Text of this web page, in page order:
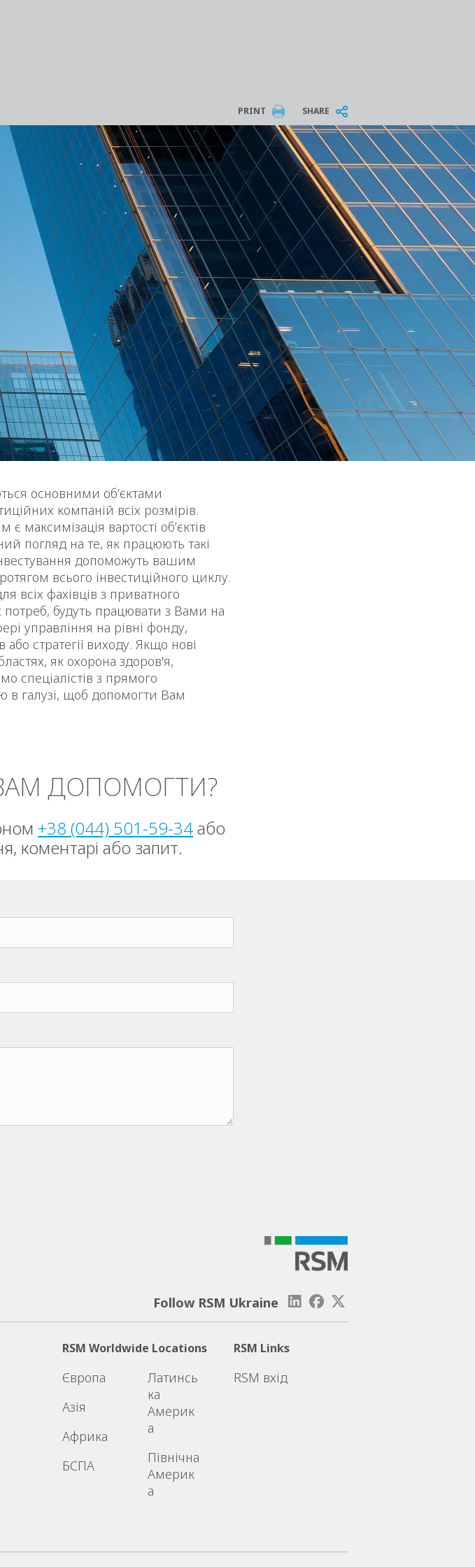
PRINT SHARE
основними об’єктами
компаній всіх розмірів.
максимізація вартості об’єктів
погляд на те, як працюють такі
допоможуть вашим
всього інвестиційного циклу.
всіх фахівців з приватного
потреб, будуть працювати з Вами на
управління на рівні фонду,
стратегії виходу. Якщо нові
як охорона здоров'я,
спеціалістів з прямого
в галузі, щоб допомогти Вам
ДОПОМОГТИ?
+38 (044) 501-59-34або
коментарі або запит.
Follow RSM Ukraine
RSM Worldwide Locations
Європа
Азія
Африка
БСПА
Латинсь
ка
Америк
а
Північна
Америк
а
RSM Links
RSM вхід